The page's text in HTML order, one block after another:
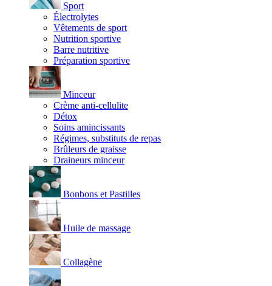
Sport
Électrolytes
Vêtements de sport
Nutrition sportive
Barre nutritive
Préparation sportive
Minceur
Crème anti-cellulite
Détox
Soins amincissants
Régimes, substituts de repas
Brûleurs de graisse
Draineurs minceur
Bonbons et Pastilles
Huile de massage
Collagène